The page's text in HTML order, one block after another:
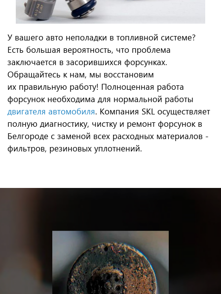
У вашего авто неполадки в топливной системе?
Есть большая вероятность, что проблема
заключается в засорившихся форсунках.
Обращайтесь к нам, мы восстановим
их правильную работу! Полноценная работа
форсунок необходима для нормальной работы
двигателя автомобиля. Компания SKL осуществляет
полную диагностику, чистку и ремонт форсунок в
Белгороде с заменой всех расходных материалов -
фильтров, резиновых уплотнений.